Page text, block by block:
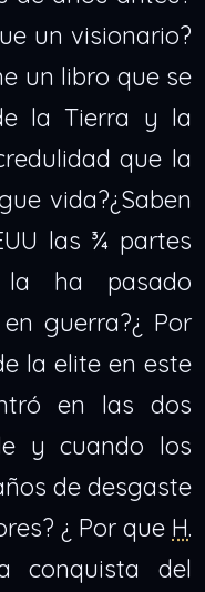
un visionario?
un libro que se
la Tierra y la
que la
vida?¿Saben
las ¾ partes
ha pasado
guerra?¿ Por
la elite en este
en las dos
y cuando los
de desgaste
¿ Por que H.
conquista del